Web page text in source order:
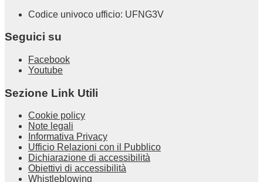
Codice univoco ufficio: UFNG3V
Seguici su
Facebook
Youtube
Sezione Link Utili
Cookie policy
Note legali
Informativa Privacy
Ufficio Relazioni con il Pubblico
Dichiarazione di accessibilità
Obiettivi di accessibilità
Whistleblowing